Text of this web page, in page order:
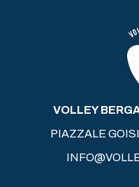
VOLLEY
PIAZZALE